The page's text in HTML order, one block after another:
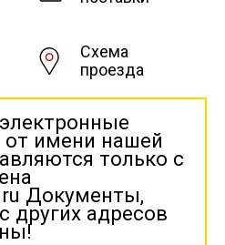
Схема
проезда
от имени нашей
только с
Документы,
других адресов